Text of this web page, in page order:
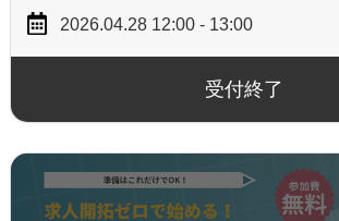
2026.04.28 12:00 - 13:00
受付終了